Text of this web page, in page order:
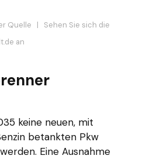
Quelle | Sehen Sie sich die
an
keine neuen, mit
betankten Pkw
Eine Ausnahme